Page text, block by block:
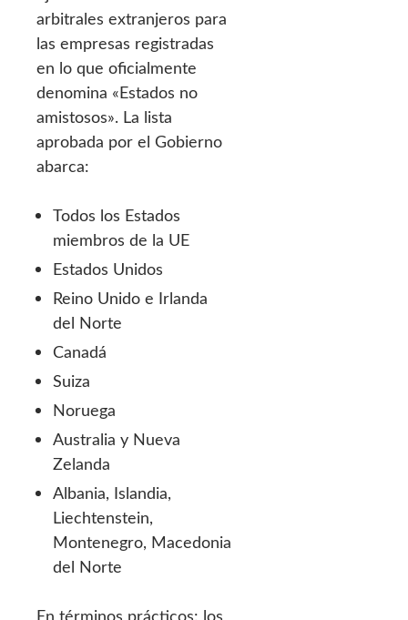
arbitrales extranjeros para
las empresas registradas
en lo que oficialmente
denomina «Estados no
amistosos». La lista
aprobada por el Gobierno
abarca:
Todos los Estados
miembros de la UE
Estados Unidos
Reino Unido e Irlanda
del Norte
Canadá
Suiza
Noruega
Australia y Nueva
Zelanda
Albania, Islandia,
Liechtenstein,
Montenegro, Macedonia
del Norte
En términos prácticos: los